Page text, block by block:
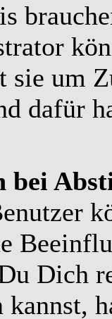
sie um
dafür
bei
Dich